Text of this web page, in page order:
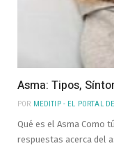
Asma: Tipos,
POR MEDITIP - EL PORTAL
Qué es el Asma Como
respuestas acerca del